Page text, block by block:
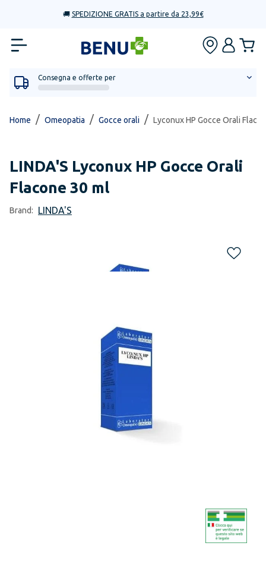
🚚 SPEDIZIONE GRATIS a partire da 23,99€
Consegna e offerte per
Home / Omeopatia / Gocce orali / Lyconux HP Gocce Orali
LINDA'S Lyconux HP Gocce Orali
Flacone 30 ml
Brand: LINDA'S